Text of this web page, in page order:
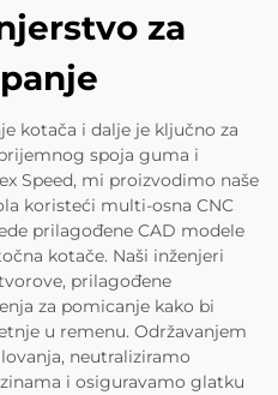
za
kotača i dalje je ključno za
spoja guma i
Speed, mi proizvodimo naše
koristeći multi-osna CNC
prilagođene CAD modele
kotače. Naši inženjeri
prilagođene
za pomicanje kako bi
u remenu. Održavanjem
neutraliziramo
i osiguravamo glatku